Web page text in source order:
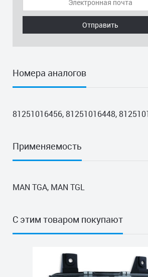
Отправить
Номера аналогов
81251016456, 81251016448,
Применяемость
MAN TGA, MAN TGL
С этим товаром покупают